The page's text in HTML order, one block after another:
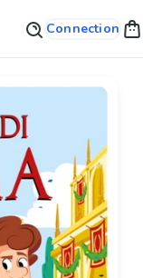
Connection